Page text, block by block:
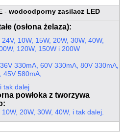
- wodoodporny zasilacz LED
(osłona żelaza):
10W, 15W, 20W, 30W, 40W,
120W, 150W i 200W
330mA, 60V 330mA, 80V 330mA,
45V 580mA,
tak dalej
powłoka z tworzywa
20W, 30W, 40W, i tak dalej.